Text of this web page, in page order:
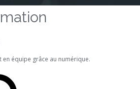
en équipe grâce au numérique.